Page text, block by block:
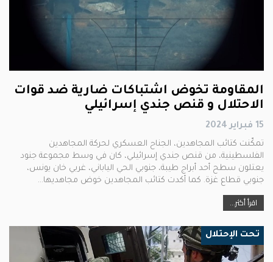
المقاومة تخوض اشتباكات ضارية ضد قوات
الاحتلال و قنص جندي إسرائيلي
15 فبراير 2024
تمكّنت كتائب المجاهدين، الجناح العسكري لحركة المجاهدين
الفلسطينية، من قنص جندي إسرائيلي، كان في وسط مجموعة جنود
يعتلون سطح أحد أبراج طيبة، جنوبي الحي الياباني، غربي خان يونس،
جنوبي قطاع غزة. كما أكدت كتائب المجاهدين خوض مجاهديها…
اقرأ أكثر...
تحت الإحتلال